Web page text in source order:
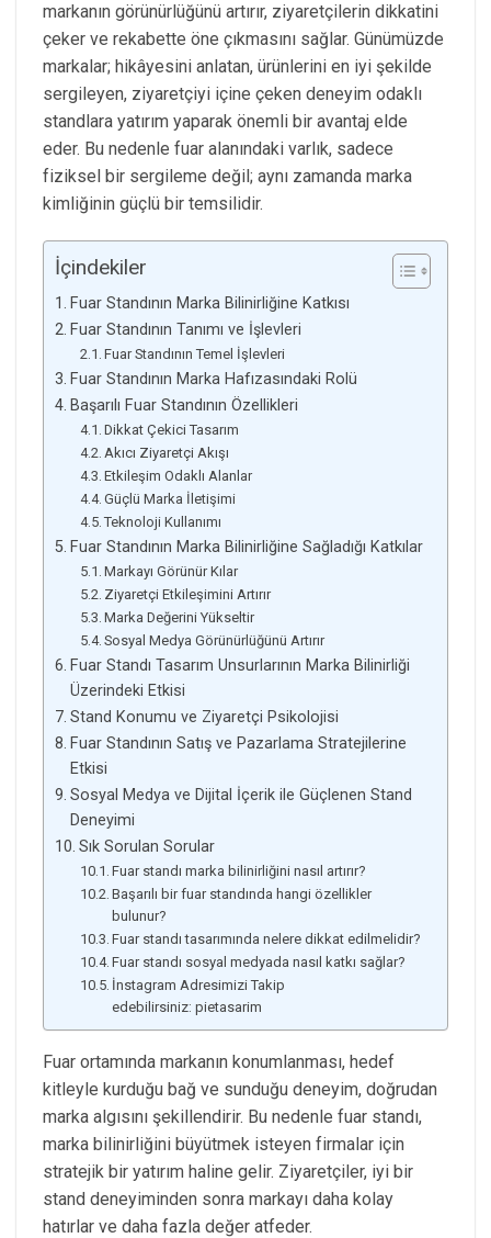
markanın görünürlüğünü artırır, ziyaretçilerin dikkatini
çeker ve rekabette öne çıkmasını sağlar. Günümüzde
markalar; hikâyesini anlatan, ürünlerini en iyi şekilde
sergileyen, ziyaretçiyi içine çeken deneyim odaklı
standlara yatırım yaparak önemli bir avantaj elde
eder. Bu nedenle fuar alanındaki varlık, sadece
fiziksel bir sergileme değil; aynı zamanda marka
kimliğinin güçlü bir temsilidir.
İçindekiler
Fuar Standının Marka Bilinirliğine Katkısı
Fuar Standının Tanımı ve İşlevleri
Fuar Standının Temel İşlevleri
Fuar Standının Marka Hafızasındaki Rolü
Başarılı Fuar Standının Özellikleri
Dikkat Çekici Tasarım
Akıcı Ziyaretçi Akışı
Etkileşim Odaklı Alanlar
Güçlü Marka İletişimi
Teknoloji Kullanımı
Fuar Standının Marka Bilinirliğine Sağladığı Katkılar
Markayı Görünür Kılar
Ziyaretçi Etkileşimini Artırır
Marka Değerini Yükseltir
Sosyal Medya Görünürlüğünü Artırır
Fuar Standı Tasarım Unsurlarının Marka Bilinirliği
Üzerindeki Etkisi
Stand Konumu ve Ziyaretçi Psikolojisi
Fuar Standının Satış ve Pazarlama Stratejilerine
Etkisi
Sosyal Medya ve Dijital İçerik ile Güçlenen Stand
Deneyimi
Sık Sorulan Sorular
Fuar standı marka bilinirliğini nasıl artırır?
Başarılı bir fuar standında hangi özellikler
bulunur?
Fuar standı tasarımında nelere dikkat edilmelidir?
Fuar standı sosyal medyada nasıl katkı sağlar?
İnstagram Adresimizi Takip
edebilirsiniz: pietasarim
Fuar ortamında markanın konumlanması, hedef
kitleyle kurduğu bağ ve sunduğu deneyim, doğrudan
marka algısını şekillendirir. Bu nedenle fuar standı,
marka bilinirliğini büyütmek isteyen firmalar için
stratejik bir yatırım haline gelir. Ziyaretçiler, iyi bir
stand deneyiminden sonra markayı daha kolay
hatırlar ve daha fazla değer atfeder.